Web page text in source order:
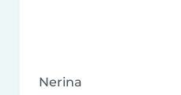
Nerina